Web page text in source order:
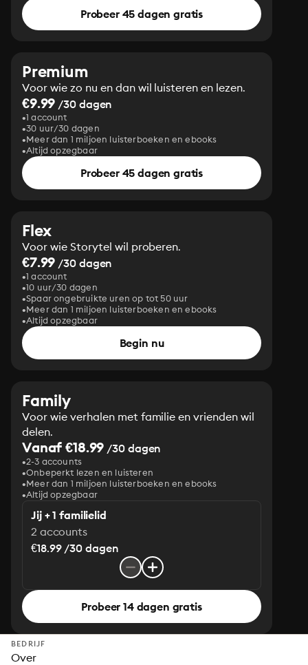
Probeer 45 dagen gratis
Premium
Voor wie zo nu en dan wil luisteren en lezen.
€9.99 /30 dagen
1 account
30 uur/30 dagen
Meer dan 1 miljoen luisterboeken en ebooks
Altijd opzegbaar
Probeer 45 dagen gratis
Flex
Voor wie Storytel wil proberen.
€7.99 /30 dagen
1 account
10 uur/30 dagen
Spaar ongebruikte uren op tot 50 uur
Meer dan 1 miljoen luisterboeken en ebooks
Altijd opzegbaar
Begin nu
Family
Voor wie verhalen met familie en vrienden wil
delen.
Vanaf €18.99 /30 dagen
2-3 accounts
Onbeperkt lezen en luisteren
Meer dan 1 miljoen luisterboeken en ebooks
Altijd opzegbaar
Jij + 1 familielid
2 accounts
€18.99 /30 dagen
Probeer 14 dagen gratis
BEDRIJF
Over